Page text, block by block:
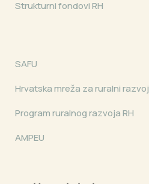
Strukturni fondovi RH
SAFU
Hrvatska mreža za ruralni razvoj
Program ruralnog razvoja RH
AMPEU